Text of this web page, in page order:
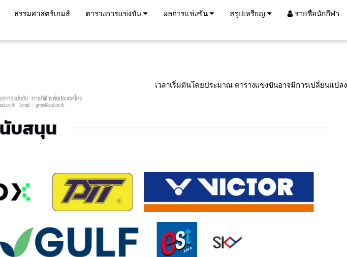
ธรรมศาสตร์เกมส์ ตารางการแข่งขัน ผลการแข่งขัน สรุปเหรียญ รายชื่อนักกีฬา
เวลาเริ่มตันโดยประมาณ ตารางแข่งขันอาจมีการเปลี่ยนแปลง